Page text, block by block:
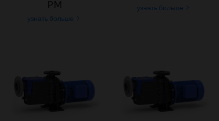
PM
узнать больше
узнать больше